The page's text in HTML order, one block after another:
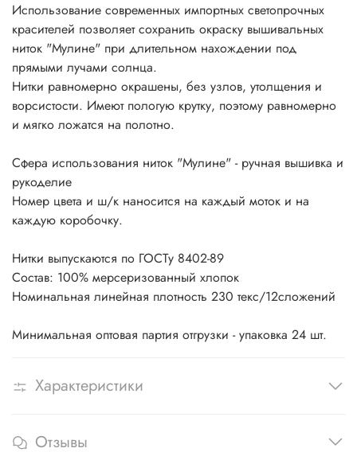
Использование современных импортных светопрочных
красителей позволяет сохранить окраску вышивальных
ниток "Мулине" при длительном нахождении под
прямыми лучами солнца.
Нитки равномерно окрашены, без узлов, утолщения и
ворсистости. Имеют пологую крутку, поэтому равномерно
и мягко ложатся на полотно.
Сфера использования ниток "Мулине" - ручная вышивка и
рукоделие
Номер цвета и ш/к наносится на каждый моток и на
каждую коробочку.
Нитки выпускаются по ГОСТу 8402-89
Состав: 100% мерсеризованный хлопок
Номинальная линейная плотность 230 текс/12сложений
Минимальная оптовая партия отгрузки - упаковка 24 шт.
Характеристики
Отзывы